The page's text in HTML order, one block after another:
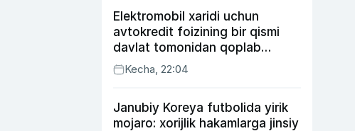
Elektromobil xaridi uchun
avtokredit foizining bir qismi
davlat tomonidan qoplab
berilishi mumkin
Kecha, 22:04
Janubiy Koreya futbolida yirik
mojaro: xorijlik hakamlarga jinsiy